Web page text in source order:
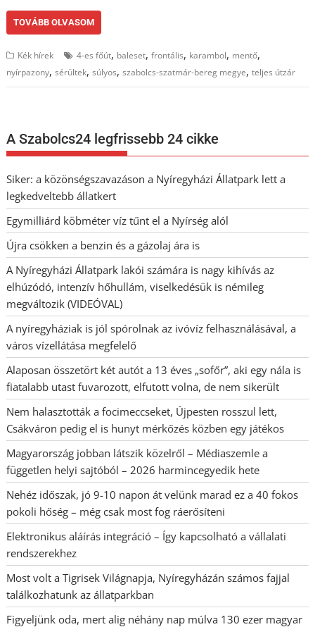
TOVÁBB OLVASOM
Kék hírek 4-es főút, baleset,frontális, karambol, mentő,
nyírpazony,sérültek,súlyos,szabolcs-szatmár-bereg megye,teljes útzár
A Szabolcs24 legfrissebb 24 cikke
Siker: a közönségszavazáson a Nyíregyházi Állatpark lett a
legkedveltebb állatkert
Egymilliárd köbméter víz tűnt el a Nyírség alól
Újra csökken a benzin és a gázolaj ára is
A Nyíregyházi Állatpark lakói számára is nagy kihívás az
elhúzódó, intenzív hőhullám, viselkedésük is némileg
megváltozik (VIDEÓVAL)
A nyíregyháziak is jól spórolnak az ivóvíz felhasználásával, a
város vízellátása megfelelő
Alaposan összetört két autót a 13 éves „sofőr”, aki egy nála is
fiatalabb utast fuvarozott, elfutott volna, de nem sikerült
Nem halasztották a focimeccseket, Újpesten rosszul lett,
Csákváron pedig el is hunyt mérkőzés közben egy játékos
Magyarország jobban látszik közelről – Médiaszemle a
független helyi sajtóból – 2026 harmincegyedik hete
Nehéz időszak, jó 9-10 napon át velünk marad ez a 40 fokos
pokoli hőség – még csak most fog ráerősíteni
Elektronikus aláírás integráció – Így kapcsolható a vállalati
rendszerekhez
Most volt a Tigrisek Világnapja, Nyíregyházán számos fajjal
találkozhatunk az állatparkban
Figyeljünk oda, mert alig néhány nap múlva 130 ezer magyar